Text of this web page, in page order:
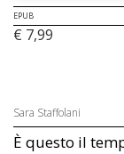
EPUB
€ 7,99
Sara Staffolani
È questo il